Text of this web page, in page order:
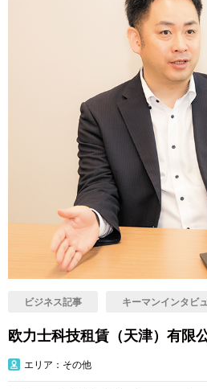
ビジネス記事 キーマンインタビ
欧力士科技租賃（天津）有限
エリア：その他